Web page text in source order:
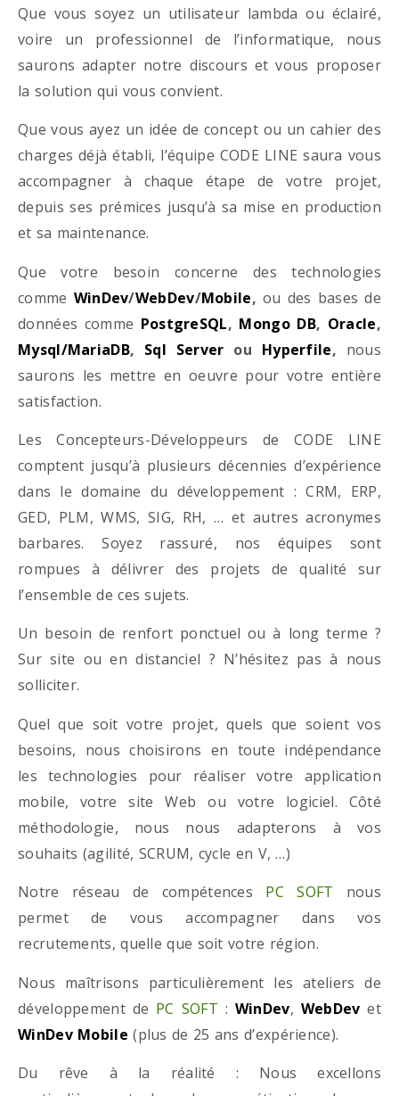
Que vous soyez un utilisateur lambda ou éclairé,
voire un professionnel de l’informatique, nous
saurons adapter notre discours et vous proposer
la solution qui vous convient.
Que vous ayez un idée de concept ou un cahier des
charges déjà établi, l’équipe CODE LINE saura vous
accompagner à chaque étape de votre projet,
depuis ses prémices jusqu’à sa mise en production
et sa maintenance.
Que votre besoin concerne des technologies
comme WinDev/WebDev/Mobile, ou des bases de
données comme PostgreSQL, Mongo DB, Oracle,
Mysql/MariaDB, Sql Server ou Hyperfile, nous
saurons les mettre en oeuvre pour votre entière
satisfaction.
Les Concepteurs-Développeurs de CODE LINE
comptent jusqu’à plusieurs décennies d’expérience
dans le domaine du développement : CRM, ERP,
GED, PLM, WMS, SIG, RH, … et autres acronymes
barbares. Soyez rassuré, nos équipes sont
rompues à délivrer des projets de qualité sur
l’ensemble de ces sujets.
Un besoin de renfort ponctuel ou à long terme ?
Sur site ou en distanciel ? N’hésitez pas à nous
solliciter.
Quel que soit votre projet, quels que soient vos
besoins, nous choisirons en toute indépendance
les technologies pour réaliser votre application
mobile, votre site Web ou votre logiciel. Côté
méthodologie, nous nous adapterons à vos
souhaits (agilité, SCRUM, cycle en V, …)
Notre réseau de compétences PC SOFT nous
permet de vous accompagner dans vos
recrutements, quelle que soit votre région.
Nous maîtrisons particulièrement les ateliers de
développement de PC SOFT : WinDev, WebDev et
WinDev Mobile (plus de 25 ans d’expérience).
Du rêve à la réalité : Nous excellons